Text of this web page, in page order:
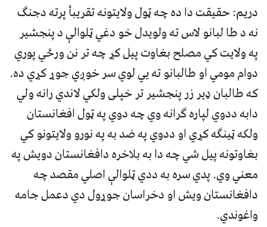
دریم: حقیقت دا ده چه ټول ولایتونه تقریبأ پرته دجنګ
نه د طا لبانو لاس ته ولویدل خو دغي ټلوالې د پنجشیر
په ولایت کي مصلح بغاوت پیل کړ چه تر نن ورځي پوري
دوام مومي او طالبانو ته یي لوي سر خوږي جوړ کړي ده.
که طالبان ډير زر پنجشیر تر خپلی ولکي لاندي رانه ولي
دابه ددوي لپاره ګرانه وي چه دوي په ټول افغانستان
ولکه ټینګه کړي او ددوي په ضد به په نورو ولایتونو کي
بغاوتونه پیل شي چه دا به بلاخره دافغانستان دویش په
معني وي. پدي سره به ددي ټلوالې اصلي مقصد چه
دافغانستان ویش او دخراسان جوړول دي دعمل جامه
واغوندي.